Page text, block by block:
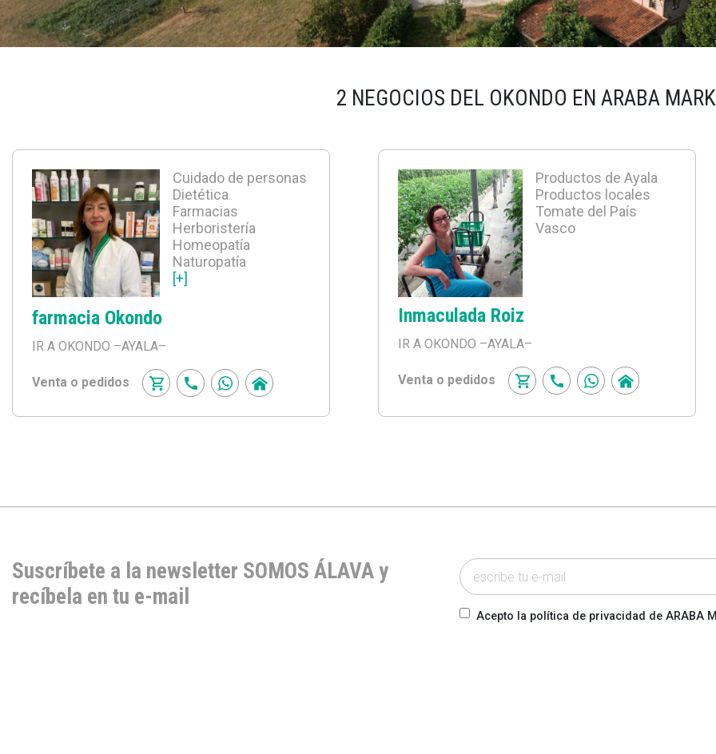
2 NEGOCIOS DEL OKONDO EN ARABA
Cuidado de personas
Dietética
Farmacias
Herboristería
Homeopatía
Naturopatía
[+]
farmacia Okondo
IR A OKONDO –AYALA–
Venta o pedidos
Productos de Ayala
Productos locales
Tomate del País
Vasco
Inmaculada Roiz
IR A OKONDO –AYALA–
Venta o pedidos
Suscríbete a la newsletter SOMOS ÁLAVA y
recíbela en tu e-mail
Acepto la política de privacidad de ARABA